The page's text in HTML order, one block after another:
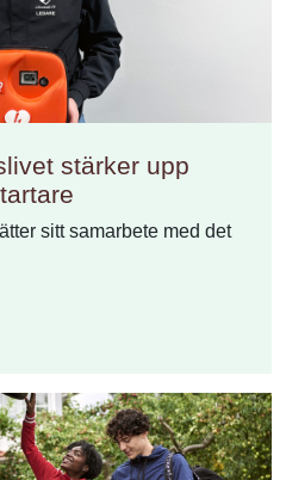
stärker upp
sitt samarbete med det